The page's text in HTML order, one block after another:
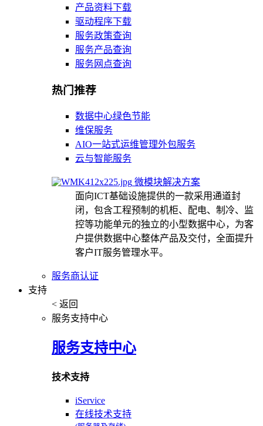
产品资料下载
驱动程序下载
服务政策查询
服务产品查询
服务网点查询
热门推荐
数据中心绿色节能
维保服务
AIO一站式运维管理外包服务
云与智能服务
微模块解决方案
面向ICT基础设施提供的一款采用通道封
闭，包含工程预制的机柜、配电、制冷、监
控等功能单元的独立的小型数据中心，为客
户提供数据中心整体产品及交付，全面提升
客户IT服务管理水平。
服务商认证
支持
< 返回
服务支持中心
服务支持中心
技术支持
iService
在线技术支持